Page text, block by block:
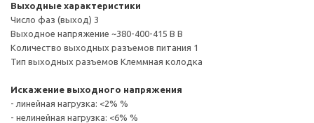
Выходные характеристики
Число фаз (выход) 3
Выходное напряжение ~380-400-415 В В
Количество выходных разъемов питания 1
Тип выходных разъемов Клеммная колодка
Искажение выходного напряжения
- линейная нагрузка: <2% %
- нелинейная нагрузка: <6% %